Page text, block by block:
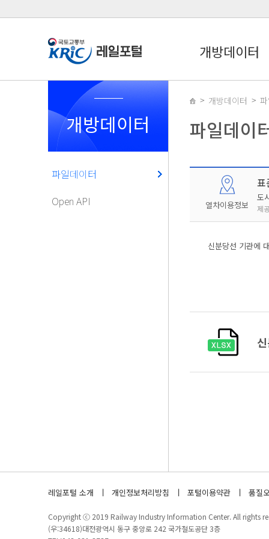
개방데이터
개방데이터
파일데이터
Open API
개방데이터
파일데이
열차이용정보
표
도
제
신분당선 기관에
레일포털 소개 개인정보처리방침 포털이용약관 품질
Copyright ⓒ 2019 Railway Industry Information Center. All rights
(우:34618)대전광역시 동구 중앙로 242 국가철도공단 3층